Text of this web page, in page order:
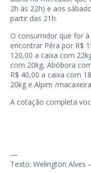
2h às 22h) e aos
partir das 21h.
O consumidor que for
encontrar Pêra por R$
120,00 a caixa com
com 20kg, Abóbora
R$ 40,00 a caixa com
20kg e Alpim /
A cotação completa
—
Texto: Welington Alves